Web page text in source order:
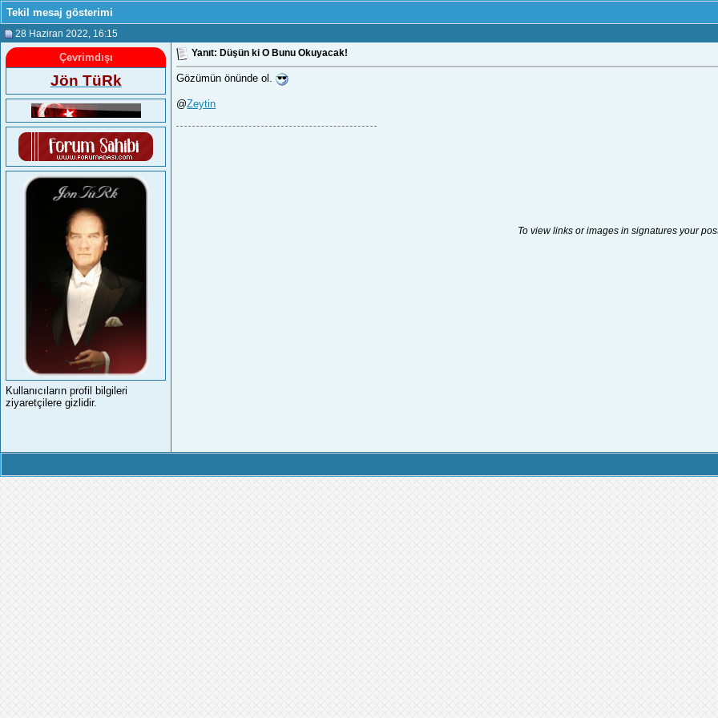
Tekil mesaj gösterimi
28 Haziran 2022 , 16:15
Çevrimdışı
Jön TüRk
Kullanıcıların profil bilgileri
ziyaretçilere gizlidir.
Yanıt: Düşün ki O Bunu Okuyacak!
Gözümün önünde ol.
@Zeytin
To view links or images in signatures your